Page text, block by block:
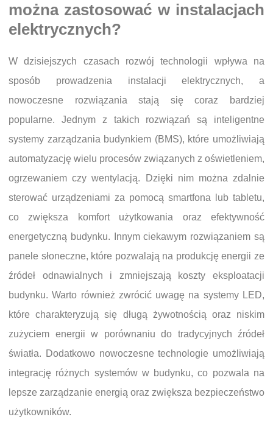
można zastosować w instalacjach
elektrycznych?
W dzisiejszych czasach rozwój technologii wpływa na
sposób prowadzenia instalacji elektrycznych, a
nowoczesne rozwiązania stają się coraz bardziej
popularne. Jednym z takich rozwiązań są inteligentne
systemy zarządzania budynkiem (BMS), które umożliwiają
automatyzację wielu procesów związanych z oświetleniem,
ogrzewaniem czy wentylacją. Dzięki nim można zdalnie
sterować urządzeniami za pomocą smartfona lub tabletu,
co zwiększa komfort użytkowania oraz efektywność
energetyczną budynku. Innym ciekawym rozwiązaniem są
panele słoneczne, które pozwalają na produkcję energii ze
źródeł odnawialnych i zmniejszają koszty eksploatacji
budynku. Warto również zwrócić uwagę na systemy LED,
które charakteryzują się długą żywotnością oraz niskim
zużyciem energii w porównaniu do tradycyjnych źródeł
światła. Dodatkowo nowoczesne technologie umożliwiają
integrację różnych systemów w budynku, co pozwala na
lepsze zarządzanie energią oraz zwiększa bezpieczeństwo
użytkowników.